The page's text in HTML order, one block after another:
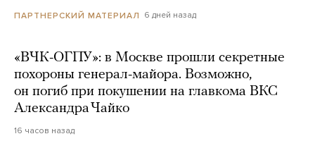
ПАРТНЕРСКИЙ МАТЕРИАЛ 6 дней назад
«ВЧК-ОГПУ»: в Москве прошли секретные
похороны генерал-майора. Возможно,
он погиб при покушении на главкома ВКС
Александра Чайко
16 часов назад